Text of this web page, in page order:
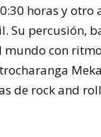
horas y otro
Su percusión,
con
de rock and